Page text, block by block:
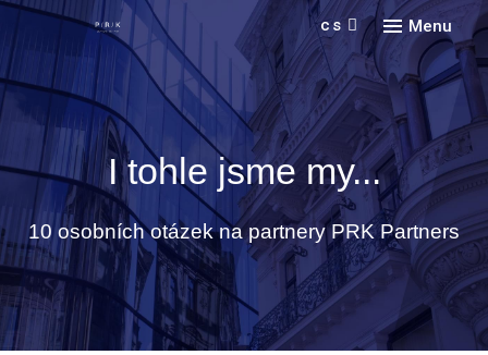
Menu
Náš
O
O
cs
I tohle jsme my...
10 osobních otázek na partnery PRK Partners